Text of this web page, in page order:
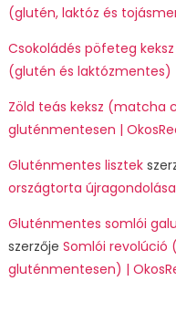
(glutén, laktóz és
Csokoládés pöfeteg keksz
(glutén és laktózmentes)
Zöld teás keksz (matcha
gluténmentesen |
Gluténmentes lisztek
országtorta
Gluténmentes somlói
szerzője Somlói revolúció
gluténmentesen) |